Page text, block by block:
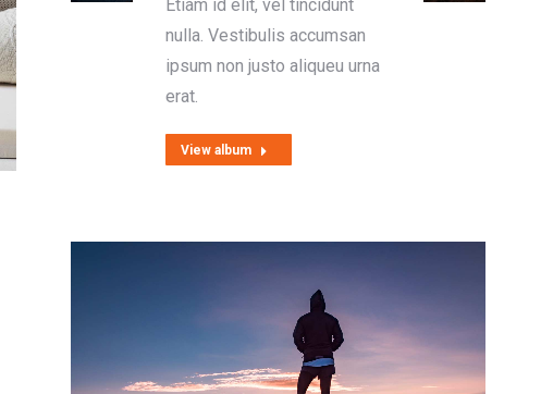
Etiam id elit, vel tincidunt
nulla. Vestibulis accumsan
ipsum non justo aliqueu urna
erat.
View album